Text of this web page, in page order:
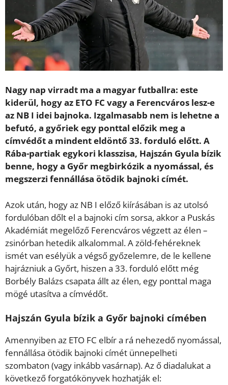
Nagy nap virradt ma a magyar futballra: este
kiderül, hogy az ETO FC vagy a Ferencváros lesz-e
az NB I idei bajnoka. Izgalmasabb nem is lehetne a
befutó, a győriek egy ponttal előzik meg a
címvédőt a mindent eldöntő 33. forduló előtt. A
Rába-partiak egykori klasszisa, Hajszán Gyula bízik
benne, hogy a Győr megbirkózik a nyomással, és
megszerzi fennállása ötödik bajnoki címét.
Azok után, hogy az NB I előző kiírásában is az utolsó
fordulóban dőlt el a bajnoki cím sorsa, akkor a Puskás
Akadémiát megelőző Ferencváros végzett az élen –
zsinórban hetedik alkalommal. A zöld-fehéreknek
ismét van esélyük a végső győzelemre, de le kellene
hajrázniuk a Győrt, hiszen a 33. forduló előtt még
Borbély Balázs csapata állt az élen, egy ponttal maga
mögé utasítva a címvédőt.
Hajszán Gyula bízik a Győr bajnoki címében
Amennyiben az ETO FC elbír a rá nehezedő nyomással,
fennállása ötödik bajnoki címét ünnepelheti
szombaton (vagy inkább vasárnap). Az ő diadalukat a
következő forgatókönyvek hozhatják el: